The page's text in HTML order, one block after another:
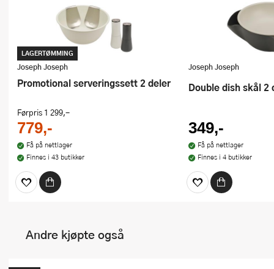
LAGERTØMMING
Joseph Joseph
Promotional serveringssett 2 deler
Førpris 1 299,-
779,-
Få på nettlager
Finnes i 43 butikker
Joseph Joseph
Double dish skål
349,-
Få på nettlager
Finnes i 4 butikker
Andre kjøpte også